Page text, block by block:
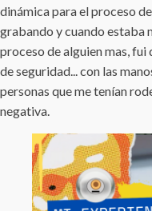
dinámica para el proceso
grabando y cuando estaba
proceso de alguien mas,
de seguridad... con las
personas que me tenían
negativa.